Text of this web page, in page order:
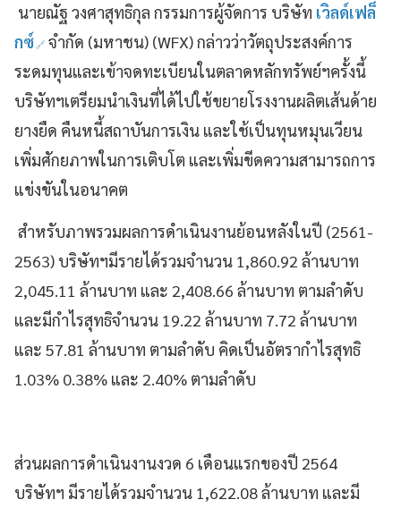
นายณัฐ วงศาสุทธิกุล กรรมการผู้จัดการ บริษัท เวิลด์เฟล็
กซ์ จำกัด (มหาชน) (WFX)กล่าวว่าวัตถุประสงค์การ
ระดมทุนและเข้าจดทะเบียนในตลาดหลักทรัพย์ฯครั้งนี้
บริษัทฯเตรียมนำเงินที่ได้ไปใช้ขยายโรงงานผลิตเส้นด้าย
ยางยืด คืนหนี้สถาบันการเงิน และใช้เป็นทุนหมุนเวียน
เพิ่มศักยภาพในการเติบโต และเพิ่มขีดความสามารถการ
แข่งขันในอนาคต
สำหรับภาพรวมผลการดำเนินงานย้อนหลังในปี (2561-
2563) บริษัทฯมีรายได้รวมจำนวน 1,860.92 ล้านบาท
2,045.11 ล้านบาท และ 2,408.66 ล้านบาท ตามลำดับ
และมีกำไรสุทธิจำนวน 19.22 ล้านบาท 7.72 ล้านบาท
และ 57.81 ล้านบาท ตามลำดับ คิดเป็นอัตรากำไรสุทธิ
1.03% 0.38% และ 2.40% ตามลำดับ
ส่วนผลการดำเนินงานงวด 6 เดือนแรกของปี 2564
บริษัทฯ มีรายได้รวมจำนวน 1,622.08 ล้านบาท และมี